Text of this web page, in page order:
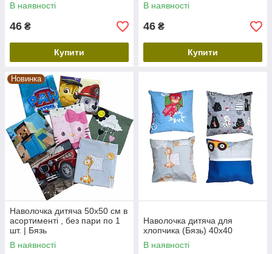
В наявності
46 ₴
Купити
В наявності
46 ₴
Купити
Новинка
Наволочка дитяча 50х50 см в
асортименті , без пари по 1
шт. | Бязь
В наявності
Наволочка дитяча для
хлопчика (Бязь) 40х40
В наявності